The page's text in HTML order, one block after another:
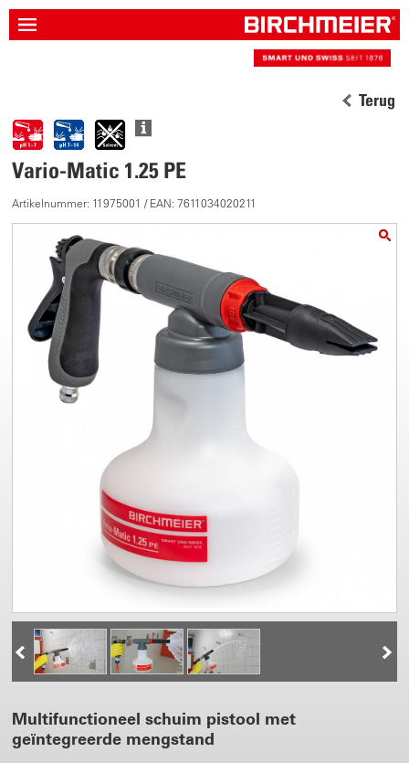
Terug
Vario-Matic 1.25 PE
Artikelnummer: 11975001 / EAN: 7611034020211
Multifunctioneel schuim pistool met
geïntegreerde mengstand